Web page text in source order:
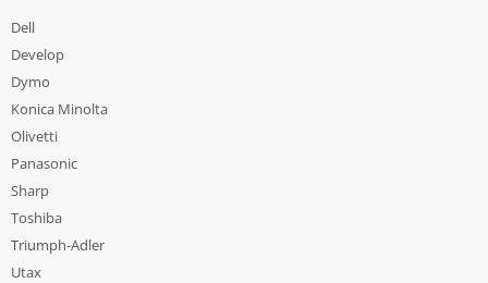
Dell
Develop
Dymo
Konica Minolta
Olivetti
Panasonic
Sharp
Toshiba
Triumph-Adler
Utax